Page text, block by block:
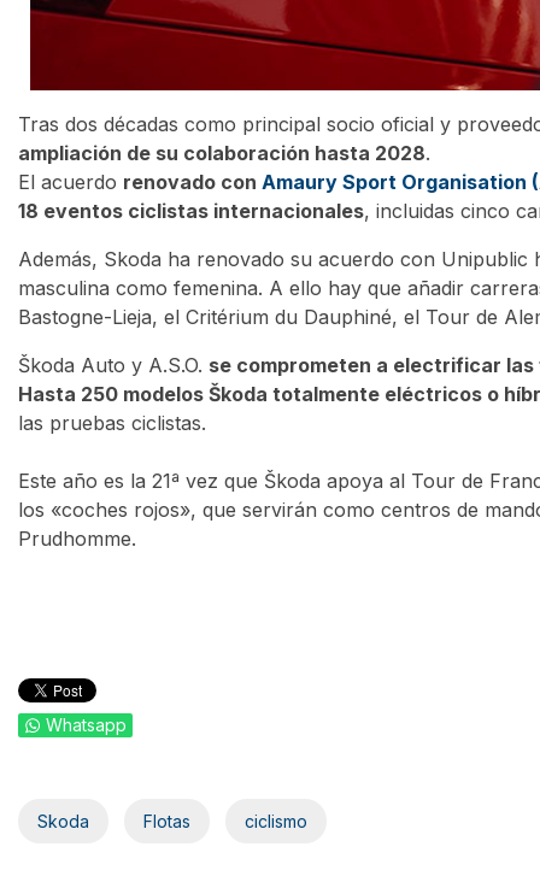
Tras dos décadas como principal socio oficial y
ampliación de su colaboración hasta 2028.
El acuerdo renovado con Amaury Sport Organisation
18 eventos ciclistas internacionales, incluidas cinco
Además, Skoda ha renovado su acuerdo con Unipublic
masculina como femenina. A ello hay que añadir
Bastogne-Lieja, el Critérium du Dauphiné, el Tour de
Škoda Auto y A.S.O. se comprometen a electrificar
Hasta 250 modelos Škoda totalmente eléctricos o
las pruebas ciclistas.
Este año es la 21ª vez que Škoda apoya al Tour de
los «coches rojos», que servirán como centros de
Prudhomme.
Whatsapp
Skoda Flotas ciclismo